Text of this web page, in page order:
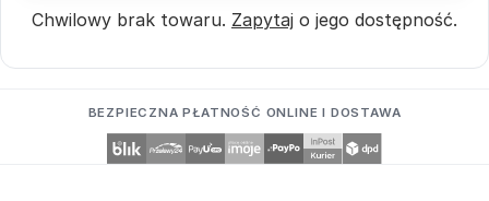
Chwilowy brak towaru. Zapytaj o jego dostępność.
BEZPIECZNA PŁATNOŚĆ ONLINE I DOSTAWA